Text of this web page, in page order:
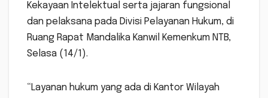
Kekayaan Intelektual serta jajaran fungsional
dan pelaksana pada Divisi Pelayanan Hukum, di
Ruang Rapat Mandalika Kanwil Kemenkum NTB,
Selasa (14/1).
“Layanan hukum yang ada di Kantor Wilayah